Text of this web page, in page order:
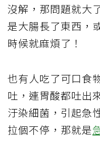
沒解，那問題就大
是大腸長了東西，
時候就麻煩了！
也有人吃了可口食
吐，連胃酸都吐出
汙染細菌，引起急
拉個不停，那就是